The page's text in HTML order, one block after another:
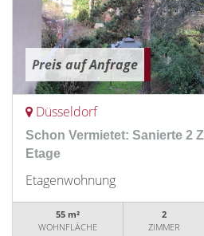
Preis auf Anfrage
Düsseldorf
Schon Vermietet: Sanierte 2
Etage
Etagenwohnung
55 m²
WOHNFLÄCHE
2
ZIMMER